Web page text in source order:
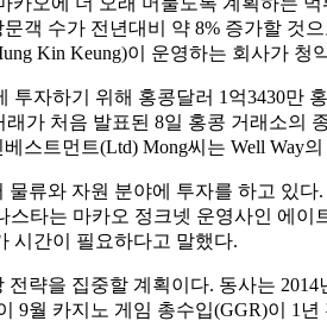
객 수가 전년대비 약 8% 증가할 것
Kin Keung)이 운영하는 회사가
투자하기 위해 홍콩달러 1억3430만
가 처음 발표된 8일 홍콩 거래소의
스트먼트(Ltd) Mong씨는 Well Way
류와 자원 분야에 투자를 하고 있
스타는 마카오 정크넷 운영사인 에
시간이 필요하다고 말했다.
략을 집중할 계획이다. 동사는
9월 카지노 게임 총수입(GGR)이 1